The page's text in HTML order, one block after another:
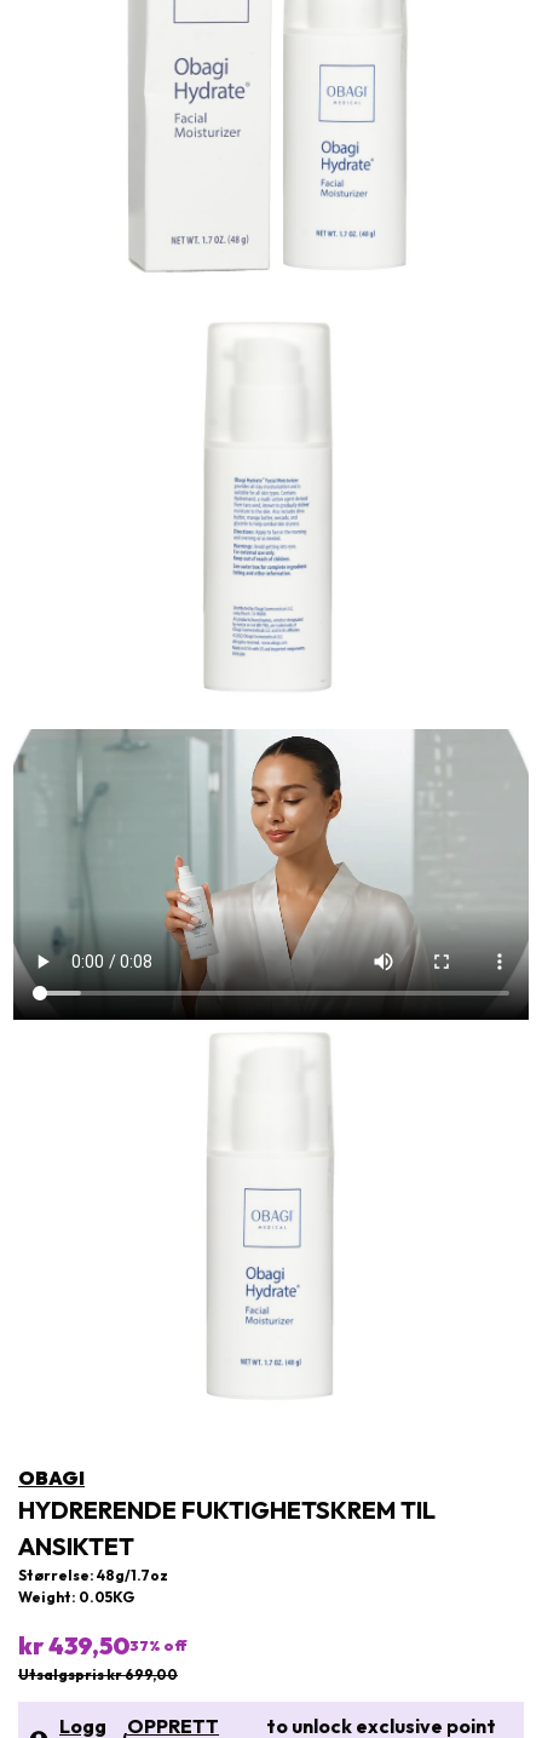
OBAGI
HYDRERENDE FUKTIGHETSKREM TIL
ANSIKTET
Størrelse: 48g/1.7oz
Weight: 0.05KG
kr 439,5037% off
Utsalgspris kr 699,00
Logg OPPRETT to unlock exclusive point